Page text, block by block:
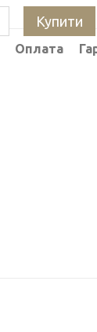
Купити
Оплата